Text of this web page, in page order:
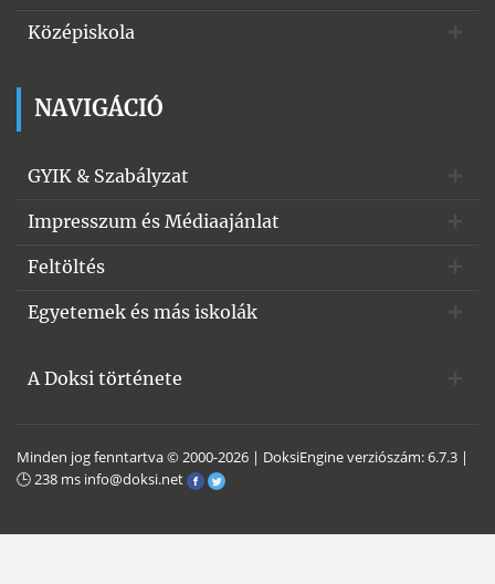
Középiskola
NAVIGÁCIÓ
GYIK & Szabályzat
Impresszum és Médiaajánlat
Feltöltés
Egyetemek és más iskolák
A Doksi története
Minden jog fenntartva © 2000-2026 | DoksiEngine verziószám: 6.7.3 |
🕒 238 ms info@doksi.net